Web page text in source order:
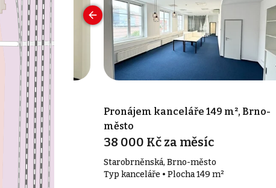
m², Brno-
město
m²
Pronájem kanceláře 149 m², Brno-
město
38 000 Kč za měsíc
Starobrněnská, Brno-město
Typ kanceláře • Plocha 149 m²